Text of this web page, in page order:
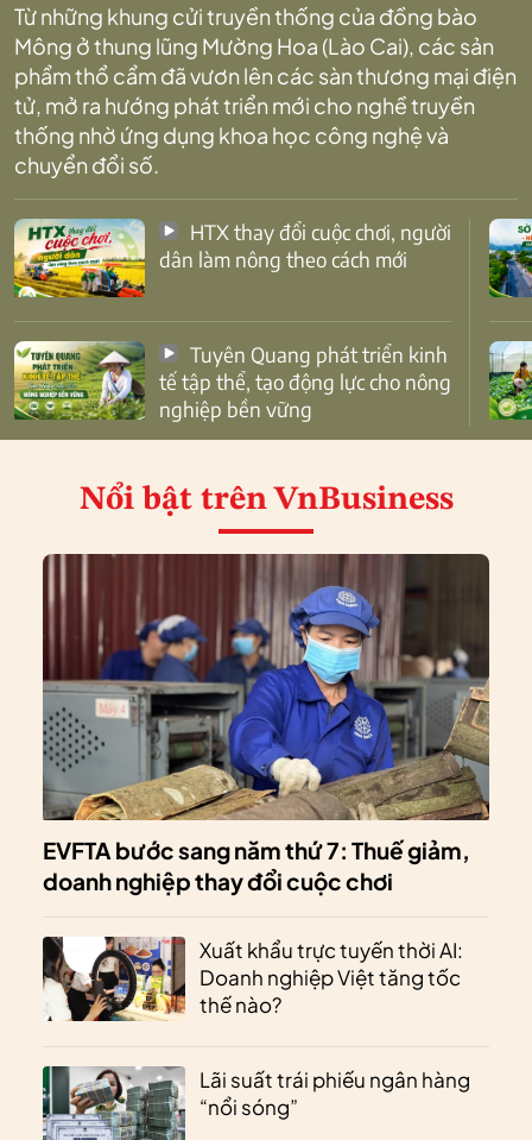
Từ những khung cửi truyền thống của đồng bào
Mông ở thung lũng Mường Hoa (Lào Cai), các sản
phẩm thổ cẩm đã vươn lên các sàn thương mại điện
tử, mở ra hướng phát triển mới cho nghề truyền
thống nhờ ứng dụng khoa học công nghệ và
chuyển đổi số.
dân làm nông theo cách mới
tế tập thể, tạo động lực cho nông
nghiệp bền vững
Nổi bật trên VnBusiness
EVFTA bước sang năm thứ 7: Thuế giảm,
doanh nghiệp thay đổi cuộc chơi
Xuất khẩu trực tuyến thời AI:
Doanh nghiệp Việt tăng tốc
thế nào?
Lãi suất trái phiếu ngân hàng
“nổi sóng”